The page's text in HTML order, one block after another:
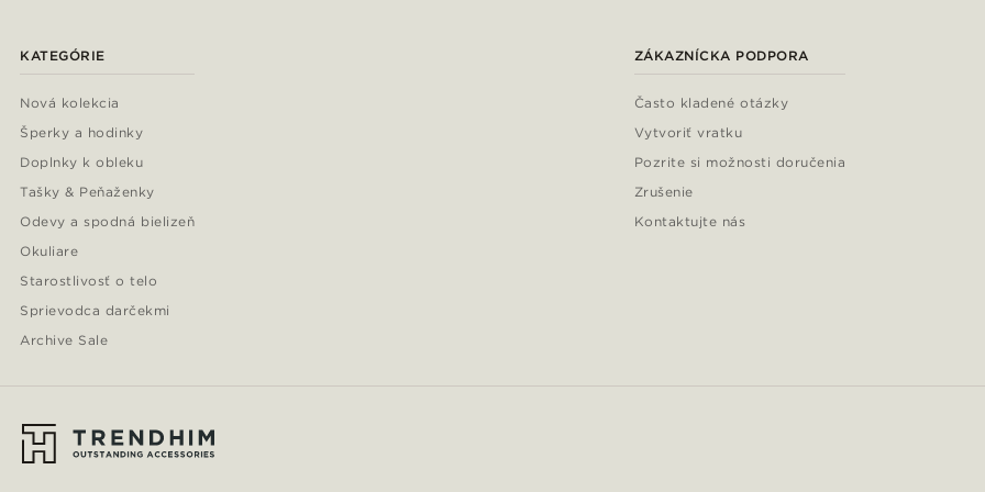
KATEGÓRIE
Nová kolekcia
Šperky a hodinky
Doplnky k obleku
Tašky & Peňaženky
Odevy a spodná bielizeň
Okuliare
Starostlivosť o telo
Sprievodca darčekmi
Archive Sale
ZÁKAZNÍCKA PODPORA
Často kladené otázky
Vytvoriť vratku
Pozrite si možnosti doručenia
Zrušenie
Kontaktujte nás